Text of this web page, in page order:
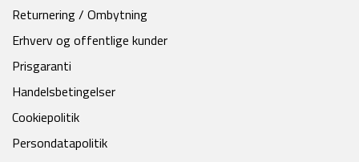
Returnering / Ombytning
Erhverv og offentlige kunder
Prisgaranti
Handelsbetingelser
Cookiepolitik
Persondatapolitik